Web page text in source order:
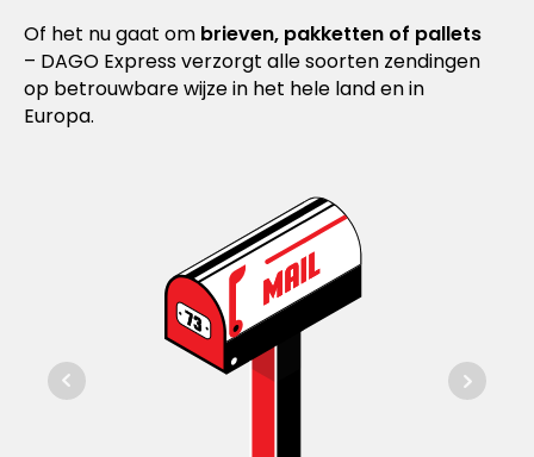
Of het nu gaat om brieven, pakketten of pallets
– DAGO Express verzorgt alle soorten zendingen
op betrouwbare wijze in het hele land en in
Europa.